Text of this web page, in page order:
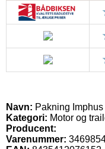
Navn: Pakning
Kategori: Motor og
Producent:
Varenummer: